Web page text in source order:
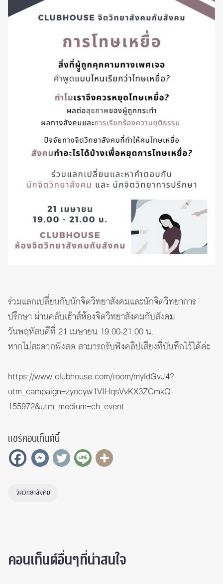
ร่วมแลกเปลี่ยนกับนักจิตวิทยาสังคมและนักจิตวิทยาการ
ปรึกษา ผ่านคลับเฮ้าส์ห้องจิตวิทยาสังคมกับสังคม
วันพฤหัสบดีที่ 21 เมษายน 19.00-21.00 น.
หากไม่สะดวกฟังสด สามารถรับฟังคลิปเสียงที่บันทึกไว้ได้ค่ะ
https://www.clubhouse.com/room/myldGvJ4?
utm_campaign=zyocyw1VIHqsVvKX3ZCmkQ-
155972&utm_medium=ch_event
แชร์คอนเท็นต์นี้
จิตวิทยาสังคม
คอนเท็นต์อื่นๆที่น่าสนใจ